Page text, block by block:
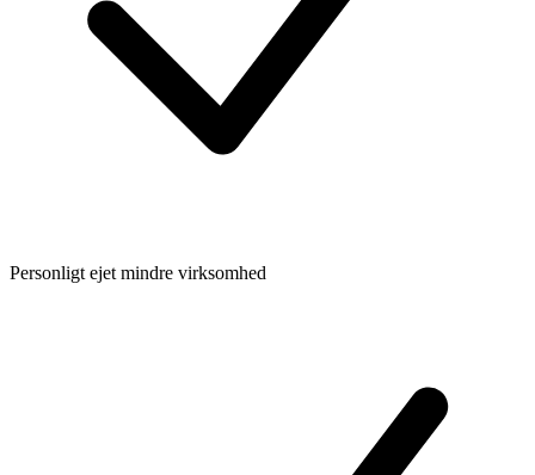
Personligt ejet mindre virksomhed